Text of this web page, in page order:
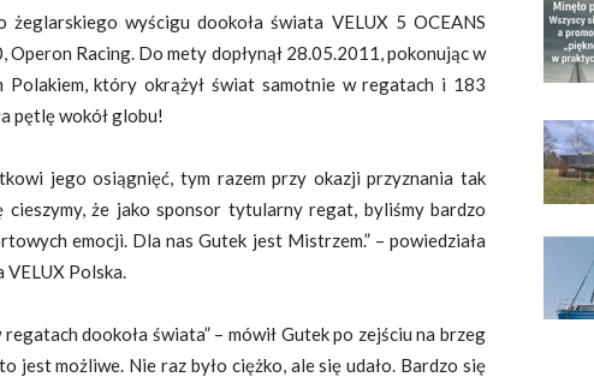
wyścigu dookoła świata VELUX 5 OCEANS
Racing. Do mety dopłynął 28.05.2011, pokonując w
Polakiem, który okrążył świat samotnie w regatach i 183
pętlę wokół globu!
jego osiągnięć, tym razem przy okazji przyznania tak
że jako sponsor tytularny regat, byliśmy bardzo
emocji. Dla nas Gutek jest Mistrzem.” – powiedziała
Polska.
dookoła świata” – mówił Gutek po zejściu na brzeg
jest możliwe. Nie raz było ciężko, ale się udało. Bardzo się